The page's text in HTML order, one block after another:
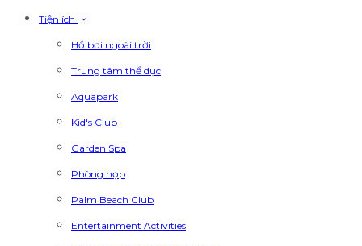
Tiện ích
Hồ bơi ngoài trời
Trung tâm thể dục
Aquapark
Kid's Club
Garden Spa
Phòng họp
Palm Beach Club
Entertainment Activities